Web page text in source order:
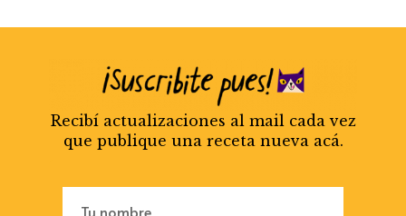
Recibí actualizaciones al mail cada vez
que publique una receta nueva acá.